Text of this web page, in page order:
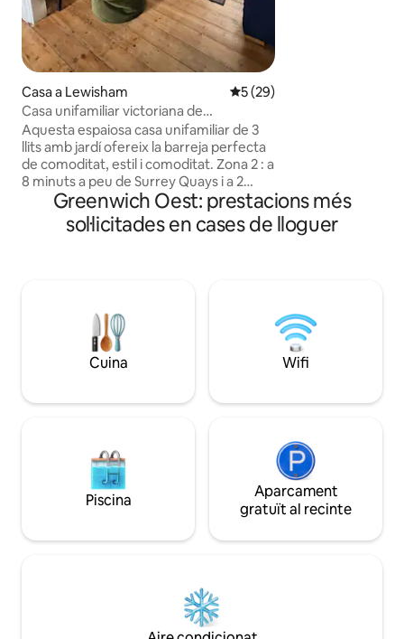
Casa a Lewisham 5 de puntuació mitjana
5 (29)
Casa unifamiliar victoriana de
3 habitacions a Surrey Quays
Aquesta espaiosa casa unifamiliar de 3
llits amb jardí ofereix la barreja perfecta
de comoditat, estil i comoditat. Zona 2 : a
8 minuts a peu de Surrey Quays i a 2
minuts a peu de les rutes d'autobús
Dormitori 1: llit «super king size»
Habitació 2: llit «king size» Habitació 3: 2
com ara vitroceràmica, forn, nevera,
microones, torradora, cafetera i
fregidora d'aire. 2 banys i un lavabo
addicional a la planta baixa
atraccions.
Greenwich Oest: prestacions més
sol·licitades en cases de lloguer
Cuina Wifi
Piscina
Aparcament
gratuït al recinte